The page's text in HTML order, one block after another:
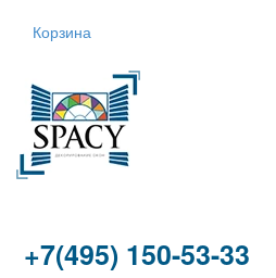
Корзина
+7(495) 150-53-33